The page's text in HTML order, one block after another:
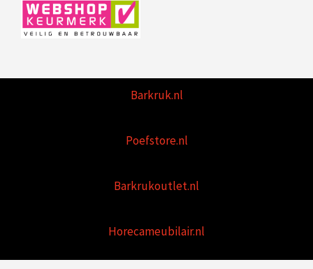
Barkruk.nl
Poefstore.nl
Barkrukoutlet.nl
Horecameubilair.nl